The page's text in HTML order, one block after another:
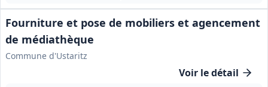
Fourniture et pose de mobiliers et agencement
de médiathèque
Commune d'Ustaritz
Voir le détail